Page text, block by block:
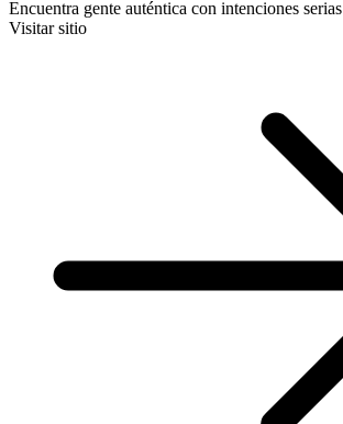
Encuentra gente auténtica con intenciones serias
Visitar sitio